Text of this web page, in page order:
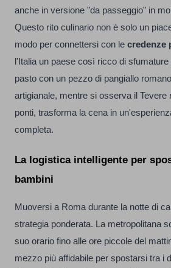
anche in versione "da passeggio" in
Questo rito culinario non è solo un
modo per connettersi con le credenze
l'Italia un paese così ricco di sfumature
pasto con un pezzo di pangiallo
artigianale, mentre si osserva il Tevere
ponti, trasforma la cena in
completa.
La logistica intelligente per
bambini
Muoversi a Roma durante la notte di
strategia ponderata. La metropolitana
suo orario fino alle ore piccole del
mezzo più affidabile per spostarsi tra i